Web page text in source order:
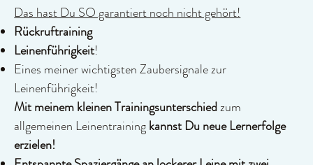
Das hast Du SO garantiert noch nicht gehört!
Rückruftraining
Leinenführigkeit!
Eines meiner wichtigsten Zaubersignale zur
Leinenführigkeit!
Mit meinem kleinen Trainingsunterschiedzum
allgemeinen Leinentrainingkannst Du neue Lernerfolge
erzielen!